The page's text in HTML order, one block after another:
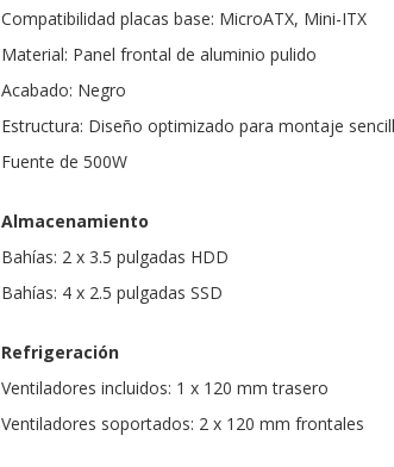
Compatibilidad placas base: MicroATX, Mini-ITX
Material: Panel frontal de aluminio pulido
Acabado: Negro
Estructura: Diseño optimizado para montaje
Fuente de 500W
Almacenamiento
Bahías: 2 x 3.5 pulgadas HDD
Bahías: 4 x 2.5 pulgadas SSD
Refrigeración
Ventiladores incluidos: 1 x 120 mm trasero
Ventiladores soportados: 2 x 120 mm frontales